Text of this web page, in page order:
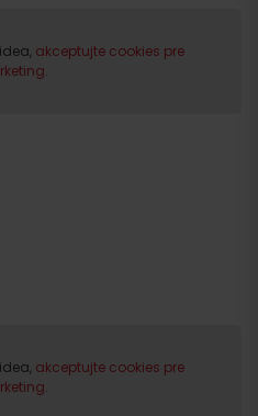
akceptujte cookies pre
akceptujte cookies pre